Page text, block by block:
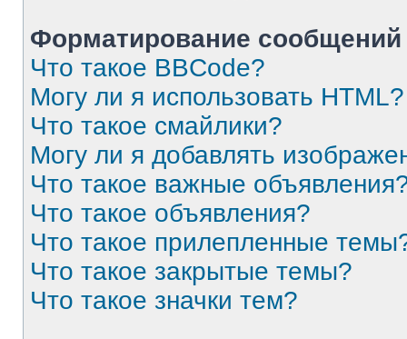
Форматирование
Что такое BBCode?
Могу ли я использовать HTML?
Что такое смайлики?
Могу ли я добавлять
Что такое важные
Что такое объявления?
Что такое прилепленные
Что такое закрытые темы?
Что такое значки тем?